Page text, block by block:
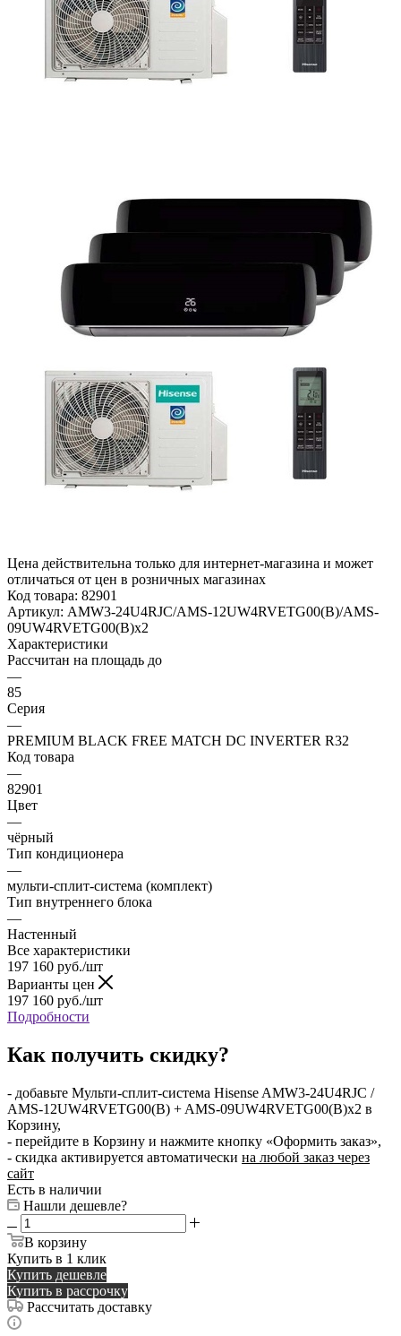
Цена действительна только для интернет-магазина и может
отличаться от цен в розничных магазинах
Код товара: 82901
Артикул: AMW3-24U4RJC/AMS-12UW4RVETG00(B)/AMS-
09UW4RVETG00(B)x2
Характеристики
Рассчитан на площадь до
—
85
Серия
—
PREMIUM BLACK FREE MATCH DC INVERTER R32
Код товара
—
82901
Цвет
—
чёрный
Тип кондиционера
—
мульти-сплит-система (комплект)
Тип внутреннего блока
—
Настенный
Все характеристики
197 160 руб./шт
Варианты цен
197 160 руб./шт
Подробности
Как получить скидку?
- добавьте Мульти-сплит-система Hisense AMW3-24U4RJC /
AMS-12UW4RVETG00(B) + AMS-09UW4RVETG00(B)x2 в
Корзину,
- перейдите в Корзину и нажмите кнопку «Оформить заказ»,
- скидка активируется автоматически на любой заказ через
сайт
Есть в наличии
Нашли дешевле?
В корзину
Купить в 1 клик
Купить дешевле
Купить в рассрочку
Рассчитать доставку